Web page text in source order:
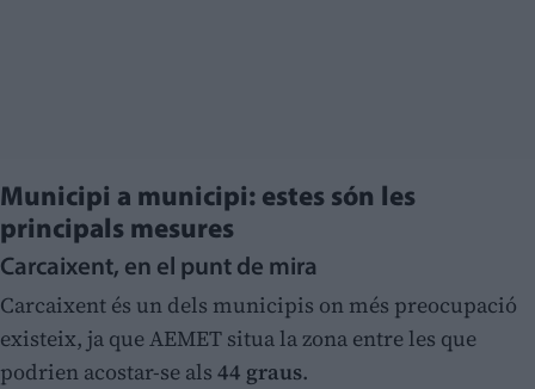
Municipi a municipi: estes són les
principals mesures
Carcaixent, en el punt de mira
Carcaixent és un dels municipis on més preocupació
existeix, ja que AEMET situa la zona entre les que
podrien acostar-se als 44 graus.